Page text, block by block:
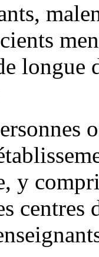
longue
y
centres